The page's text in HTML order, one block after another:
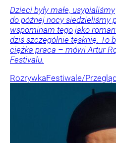
Dzieci były małe,
do późnej nocy siedzieliśmy
wspominam tego jako
dziś szczególnie tęsknię. To
ciężka praca – mówi Artur
Festivalu.
RozrywkaFestiwale/